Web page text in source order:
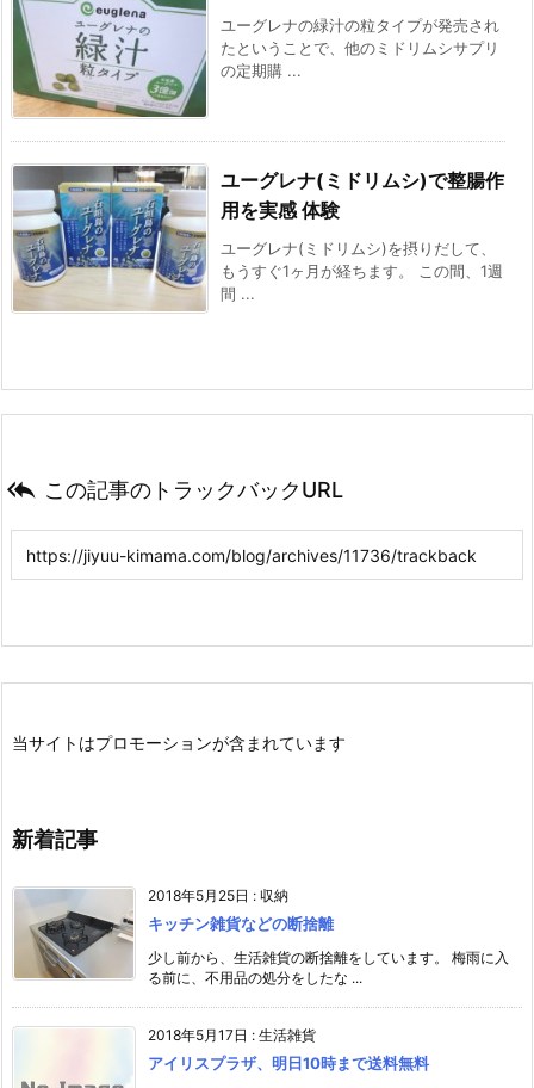
ユーグレナの緑汁の粒タイプが発売され
たということで、他のミドリムシサプリ
の定期購 ...
ユーグレナ(ミドリムシ)で整腸作
用を実感 体験
ユーグレナ(ミドリムシ)を摂りだして、
もうすぐ1ヶ月が経ちます。 この間、1週
間 ...
 この記事のトラックバックURL
当サイトはプロモーションが含まれています
新着記事
2018年5月25日 : 収納
キッチン雑貨などの断捨離
少し前から、生活雑貨の断捨離をしています。 梅雨に入
る前に、不用品の処分をしたな ...
2018年5月17日 : 生活雑貨
アイリスプラザ、明日10時まで送料無料